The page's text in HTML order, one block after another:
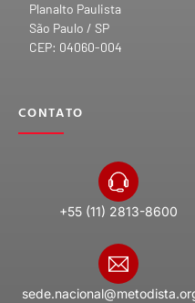
Planalto Paulista
São Paulo / SP
CEP: 04060-004
CONTATO
+55 (11) 2813-8600